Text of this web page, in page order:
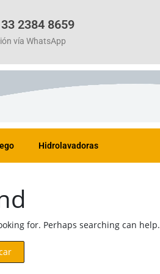
2384 8659
vía WhatsApp
Hidrolavadoras
for. Perhaps searching can help.